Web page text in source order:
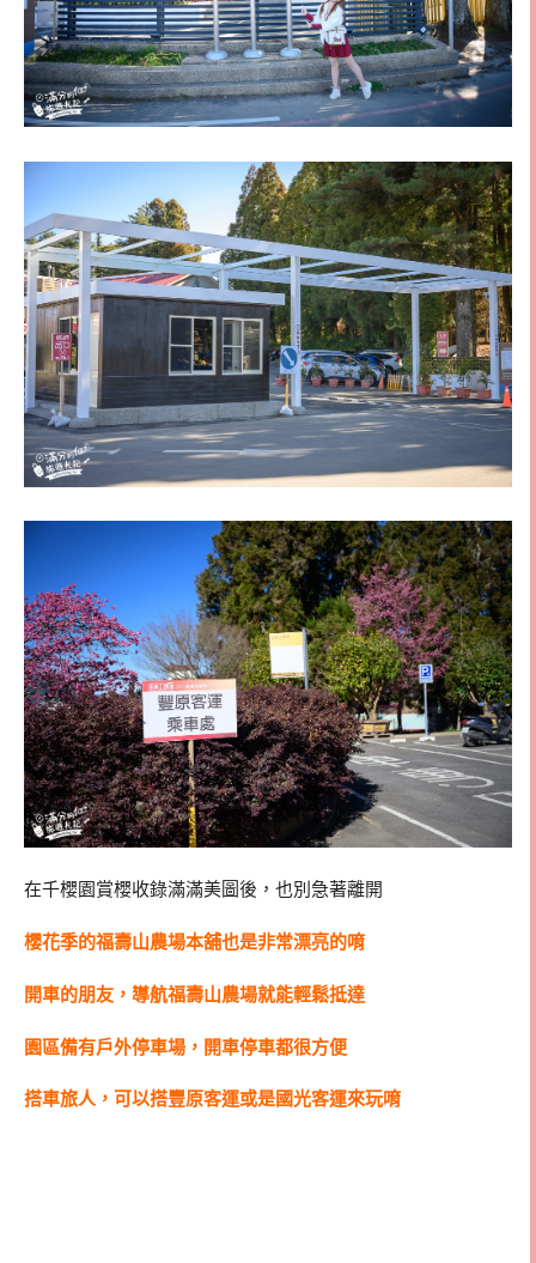
在千櫻園賞櫻收錄滿滿美圖後，也別急著離開
櫻花季的福壽山農場本舖也是非常漂亮的唷
開車的朋友，導航福壽山農場就能輕鬆抵達
園區備有戶外停車場，開車停車都很方便
搭車旅人，可以搭豐原客運或是國光客運來玩唷